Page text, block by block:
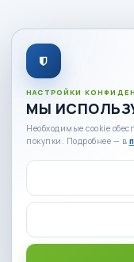
НАСТРОЙКИ
МЫ
Необходимые cookie
покупки. Подробнее — в